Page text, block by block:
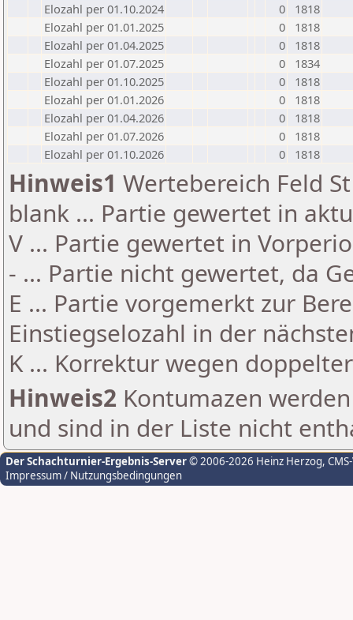
Elozahl per 01.10.2024
0
1818
Elozahl per 01.01.2025
0
1818
Elozahl per 01.04.2025
0
1818
Elozahl per 01.07.2025
0
1834
Elozahl per 01.10.2025
0
1818
Elozahl per 01.01.2026
0
1818
Elozahl per 01.04.2026
0
1818
Elozahl per 01.07.2026
0
1818
Elozahl per 01.10.2026
0 1818
Hinweis1 Wertebereich Feld
blank ... Partie gewertet in
V ... Partie gewertet in
- ... Partie nicht gewertet, da
E ... Partie vorgemerkt zur
Einstiegselozahl in der
K ... Korrektur wegen
Hinweis2 Kontumazen
und sind in der Liste nicht
Der Schachturnier-Ergebnis-Server© 2006-2026 Heinz Herzog,
Impressum / Nutzungsbedingungen